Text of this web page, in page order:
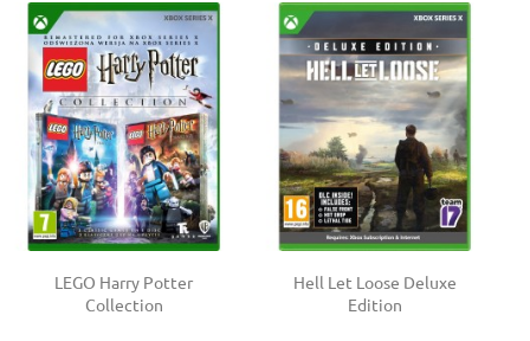
LEGO Harry Potter
Collection
Hell Let Loose Deluxe
Edition